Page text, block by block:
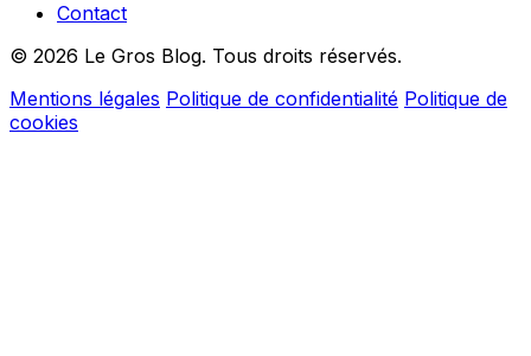
Contact
© 2026 Le Gros Blog. Tous droits réservés.
Mentions légales Politique de confidentialité Politique de
cookies